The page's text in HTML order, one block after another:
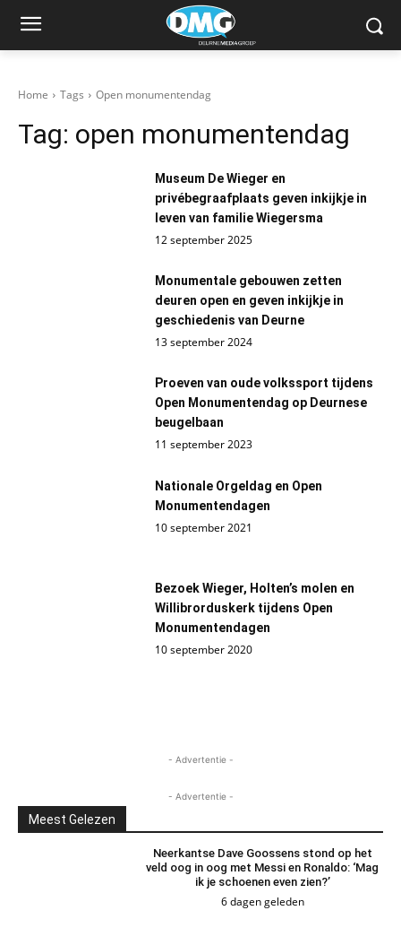
Home Tags Open monumentendag
Tag: open monumentendag
Museum De Wieger en
privébegraafplaats geven inkijkje in
leven van familie Wiegersma
12 september 2025
Monumentale gebouwen zetten
deuren open en geven inkijkje in
geschiedenis van Deurne
13 september 2024
Proeven van oude volkssport tijdens
Open Monumentendag op Deurnese
beugelbaan
11 september 2023
Nationale Orgeldag en Open
Monumentendagen
10 september 2021
Bezoek Wieger, Holten’s molen en
Willibrorduskerk tijdens Open
Monumentendagen
10 september 2020
- Advertentie -
- Advertentie -
Meest Gelezen
Neerkantse Dave Goossens stond op het
veld oog in oog met Messi en Ronaldo: ‘Mag
ik je schoenen even zien?’
6 dagen geleden